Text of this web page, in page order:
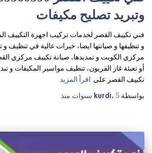
وتبريد تصليح مكيفات
فني تكييف القصر لخدمات تركيب اجهزة التكييف
و تنظيفها و صيانتها ايضا، خبرات عالية في تنظيف
مركزي الكويت و تمديدها، صيانة تكييف مركزي
أو تعبئة غاز الفريون، تنظيف مواسير المكيفات و
تكييف القصر على اقرأ المزيد
بواسطة
kurdi، 5 سنوات منذ